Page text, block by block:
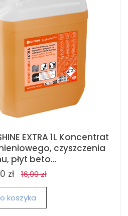
EXTRA 1L Koncentrat
czyszczenia
płyt beto...
zł
16,99 zł
koszyka